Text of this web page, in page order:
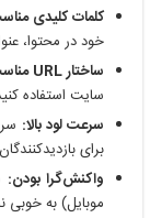
کلمات کلیدی
خود در محتوا،
ساختارURL
سایت استفاده
سرعت لود بالا:
برای
واکنش‌گرا بودن:
موبایل) به خوبی